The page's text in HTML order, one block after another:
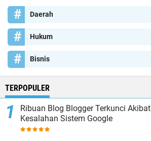
Daerah
Hukum
Bisnis
TERPOPULER
Ribuan Blog Blogger Terkunci Akibat
Kesalahan Sistem Google